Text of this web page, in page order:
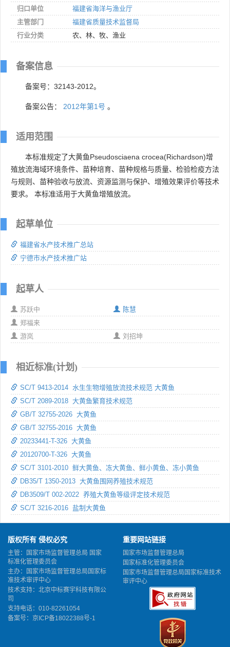
归口单位
福建省海洋与渔业厅
主管部门
福建省质量技术监督局
行业分类
农、林、牧、渔业
备案信息
备案号：32143-2012。
备案公告： 2012年第1号 。
适用范围
本标准规定了大黄鱼Pseudosciaena crocea(Richardson)增
殖放流海域环境条件、苗种培育、苗种规格与质量、检验检疫方法
与规则、苗种验收与放流、资源监测与保护、增殖效果评价等技术
要求。 本标准适用于大黄鱼增殖放流。
起草单位
福建省水产技术推广总站
宁德市水产技术推广站
起草人
苏跃中
陈慧
郑福来
游岚
刘招坤
相近标准(计划)
SC/T 9413-2014 水生生物增殖放流技术规范 大黄鱼
SC/T 2089-2018 大黄鱼繁育技术规范
GB/T 32755-2026 大黄鱼
GB/T 32755-2016 大黄鱼
20233441-T-326 大黄鱼
20120700-T-326 大黄鱼
SC/T 3101-2010 鲜大黄鱼、冻大黄鱼、鲜小黄鱼、冻小黄鱼
DB35/T 1350-2013 大黄鱼围网养殖技术规范
DB3509/T 002-2022 养殖大黄鱼等级评定技术规范
SC/T 3216-2016 盐制大黄鱼
版权所有 侵权必究
主管：国家市场监督管理总局 国家
标准化管理委员会
主办：国家市场监督管理总局国家标
准技术审评中心
技术支持：北京中标赛宇科技有限公
司
支持电话：010-82261054
备案号： 京ICP备18022388号-1
重要网站链接
国家市场监督管理总局
国家标准化管理委员会
国家市场监督管理总局国家标准技术
审评中心